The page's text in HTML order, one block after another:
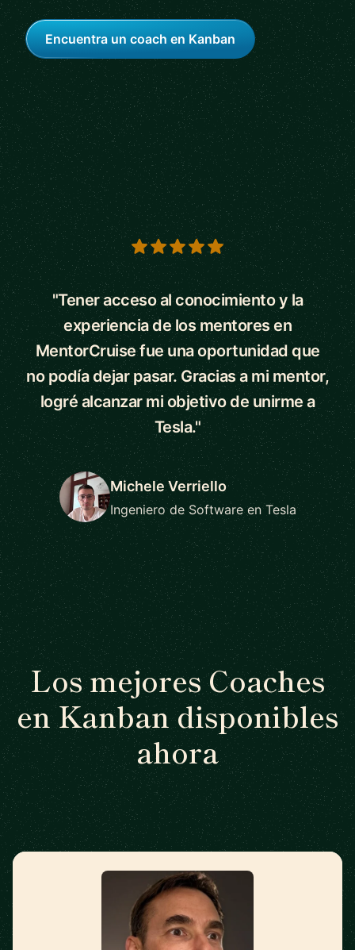
Encuentra un coach en Kanban
5 out of 5 stars
"Tener acceso al conocimiento y la
experiencia de los mentores en
MentorCruise fue una oportunidad que
no podía dejar pasar. Gracias a mi mentor,
logré alcanzar mi objetivo de unirme a
Tesla."
Michele Verriello
Ingeniero de Software en Tesla
Los mejores Coaches
en Kanban disponibles
ahora